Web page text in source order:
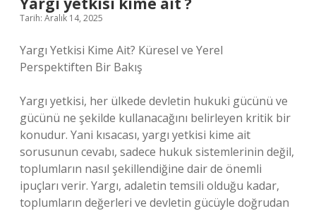
Tarih: Aralık 14, 2025
Yargı Yetkisi Kime Ait? Küresel ve Yerel
Perspektiften Bir Bakış
Yargı yetkisi, her ülkede devletin hukuki gücünü ve
gücünü ne şekilde kullanacağını belirleyen kritik bir
konudur. Yani kısacası, yargı yetkisi kime ait
sorusunun cevabı, sadece hukuk sistemlerinin değil,
toplumların nasıl şekillendiğine dair de önemli
ipuçları verir. Yargı, adaletin temsili olduğu kadar,
toplumların değerleri ve devletin gücüyle doğrudan